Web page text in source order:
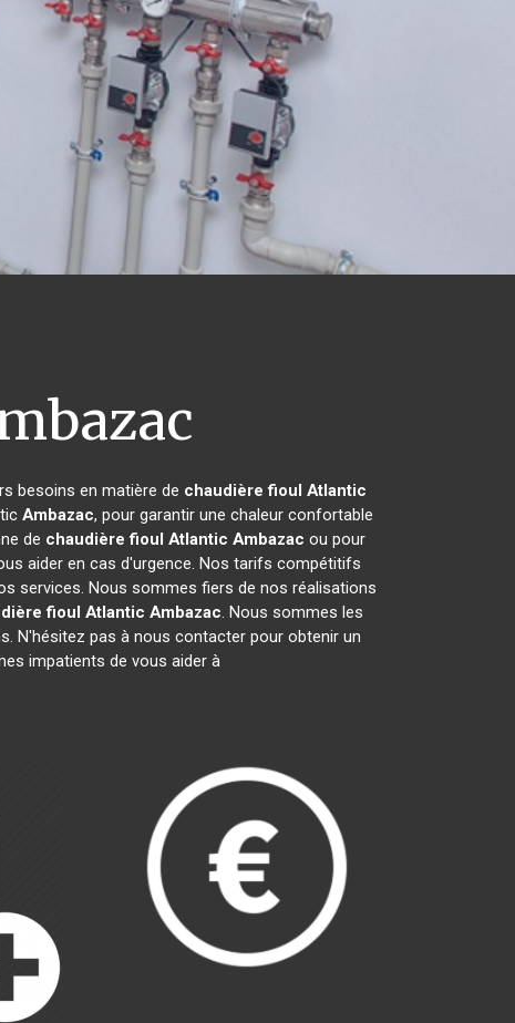
besoins en matière de chaudière fioul Atlantic
Ambazac, pour garantir une chaleur confortable
de chaudière fioul Atlantic Ambazac ou pour
aider en cas d'urgence. Nos tarifs compétitifs
services. Nous sommes fiers de nos réalisations
fioul Atlantic Ambazac. Nous sommes les
N'hésitez pas à nous contacter pour obtenir un
impatients de vous aider à